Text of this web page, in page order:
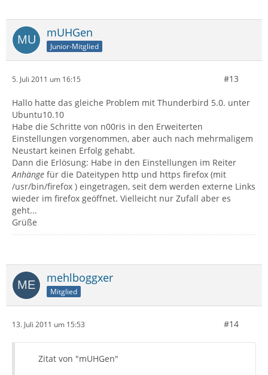
mUHGen
Junior-Mitglied
5. Juli 2011 um 16:15 #13
Hallo hatte das gleiche Problem mit Thunderbird 5.0. unter
Ubuntu10.10
Habe die Schritte von n00ris in den Erweiterten
Einstellungen vorgenommen, aber auch nach mehrmaligem
Neustart keinen Erfolg gehabt.
Dann die Erlösung: Habe in den Einstellungen im Reiter
Anhänge für die Dateitypen http und https firefox (mit
/usr/bin/firefox ) eingetragen, seit dem werden externe Links
wieder im firefox geöffnet. Vielleicht nur Zufall aber es
geht...
Grüße
mehlboggxer
Mitglied
13. Juli 2011 um 15:53 #14
Zitat von "mUHGen"